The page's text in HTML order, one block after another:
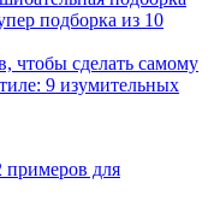
подборка из 10
сделать самому
9 изумительных